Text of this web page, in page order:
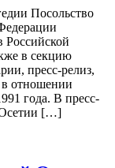
Посольство
Российской
в секцию
пресс-релиз,
отношении
года. В пресс-
Осетии […]